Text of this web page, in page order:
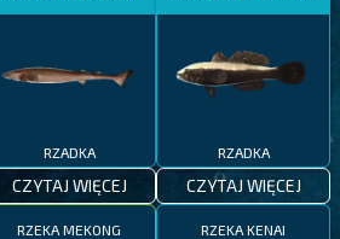
RZADKA
CZYTAJ WIĘCEJ
RZADKA
CZYTAJ WIĘCEJ
RZEKA MEKONG RZEKA KENAI